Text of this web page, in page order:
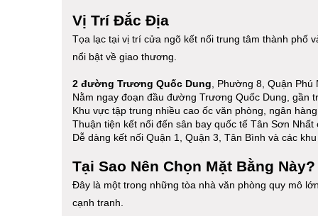
Vị Trí Đắc Địa
Tọa lạc tại vị trí cửa ngõ kết nối trung tâm thành phố
nổi bật về giao thương.
2 đường Trương Quốc Dung , Phường 8, Quận Phú
Nằm ngay đoạn đầu đường Trương Quốc Dung, gần
Khu vực tập trung nhiều cao ốc văn phòng, ngân
Thuận tiện kết nối đến sân bay quốc tế Tân Sơn
Dễ dàng kết nối Quận 1, Quận 3, Tân Bình và các
Tại Sao Nên Chọn Mặt Bằng Này?
Đây là một trong những tòa nhà văn phòng quy mô
cạnh tranh.